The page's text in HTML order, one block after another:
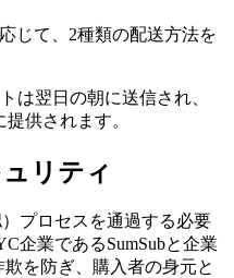
じて、2種類の配送方法を
は翌日の朝に送信され、
供されます。
リティ
プロセスを通過する必要
企業であるSumSubと企業
を防ぎ、購入者の身元と